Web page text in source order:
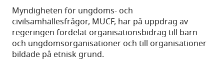
Myndigheten för ungdoms- och
civilsamhällesfrågor, MUCF, har på uppdrag av
regeringen fördelat organisationsbidrag till barn-
och ungdomsorganisationer och till organisationer
bildade på etnisk grund.